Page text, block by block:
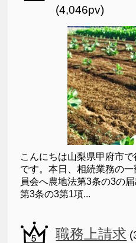
(4,046pv)
こんにちは山梨県甲府市で
です。本日、相続業務の
員会へ農地法第3条の3の
第3条の3第1項...
職務上請求